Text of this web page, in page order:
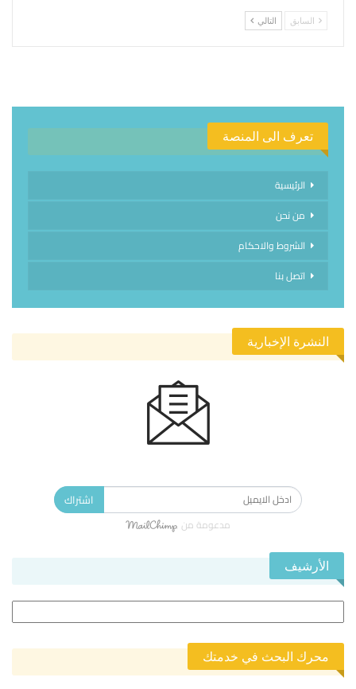
السابق التالي
تعرف الى المنصة
الرئيسية
من نحن
الشروط والاحكام
اتصل بنا
النشرة الإخبارية
اشتراك
مدعومة من
الأرشيف
محرك البحث في خدمتك